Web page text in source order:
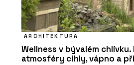
ARCHITEKTURA
Wellness v bývalém
atmosféry cihly, vápno a